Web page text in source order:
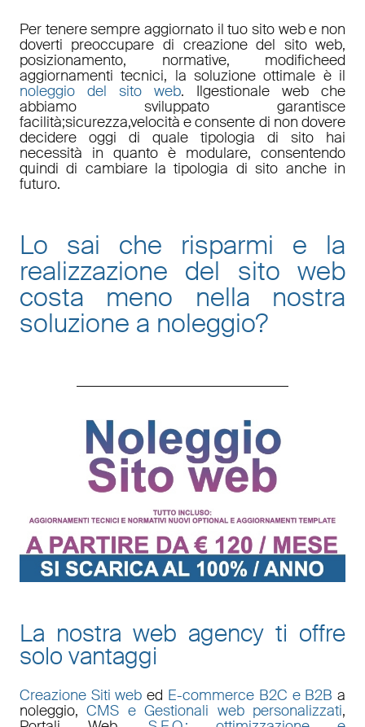
Per tenere sempre aggiornato il tuo sito web e non
doverti preoccupare di creazione del sito web,
posizionamento, normative, modificheed
aggiornamenti tecnici, la soluzione ottimale è il
noleggio del sito web. Ilgestionale webche
abbiamo sviluppato garantisce
facilità;sicurezza,velocità e consente di non dovere
decidere oggi di quale tipologia di sito hai
necessità in quanto è modulare, consentendo
quindi di cambiare la tipologia di sito anche in
futuro.
Lo sai che risparmi e la
realizzazione del sito web
costa meno nella nostra
soluzione a noleggio?
La nostra web agency ti offre
solo vantaggi
Creazione Siti web ed E-commerce B2C e B2B a
noleggio,CMS e Gestionali web personalizzati,